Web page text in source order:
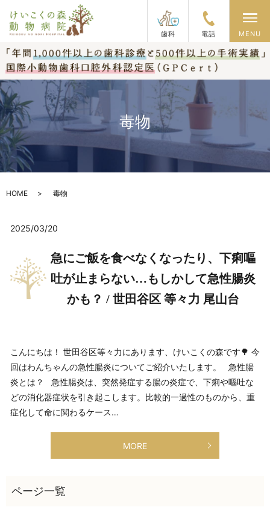
歯科 電話
メ
MENU
毒物
HOME 毒物
2025/03/20
急にご飯を食べなくなったり、下痢嘔
吐が止まらない…もしかして急性腸炎
かも？ / 世田谷区 等々力 尾山台
こんにちは！ 世田谷区等々力にあります、けいこくの森です🌳 今
回はわんちゃんの急性腸炎についてご紹介いたします。 急性腸
炎とは？ 急性腸炎は、突然発症する腸の炎症で、下痢や嘔吐な
どの消化器症状を引き起こします。比較的一過性のものから、重
症化して命に関わるケース…
MORE